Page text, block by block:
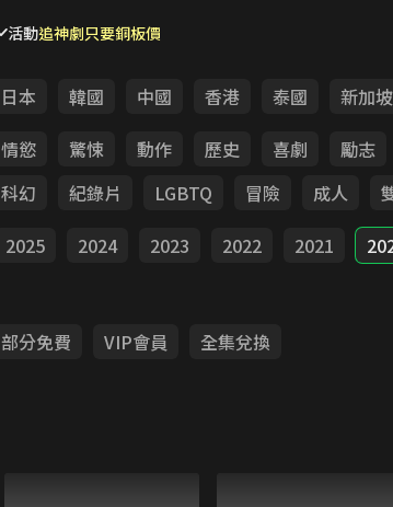
活動追神劇只要銅板價
日本 韓國 中國 香港 泰國 新加坡
情慾 驚悚 動作 歷史 喜劇 勵志
科幻 紀錄片 LGBTQ 冒險 成人
2025 2024 2023 2022 2021
部分免費 VIP會員 全集兌換